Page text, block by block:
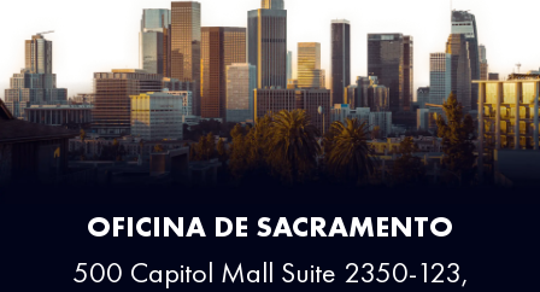
OFICINA DE SACRAMENTO
500 Capitol Mall Suite 2350-123,